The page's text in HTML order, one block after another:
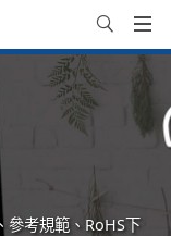
參考規範、RoHS下